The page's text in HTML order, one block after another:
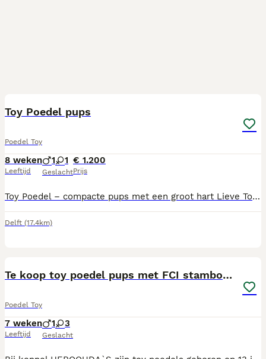
Toy Poedel pups
Poedel Toy
8 weken
Leeftijd
1 1
Geslacht
€ 1.200
Prijs
Toy Poedel – compacte pups met een groot hart Lieve Toy Poedel pups zijn op zoek naar een zorgzaam thuis. Ze zijn vriendelijk, nieuwsgierig en vinden het heerlijk om samen met hun baasje te zijn. Door hun slimme en gezellige karakter passen ze perfect in een gezin of bij iemand die op zoek is naar een trouwe huisgenoot.
Delft (17.4km)
Te koop toy poedel pups met FCI stamboom
Poedel Toy
7 weken
Leeftijd
1 3
Geslacht